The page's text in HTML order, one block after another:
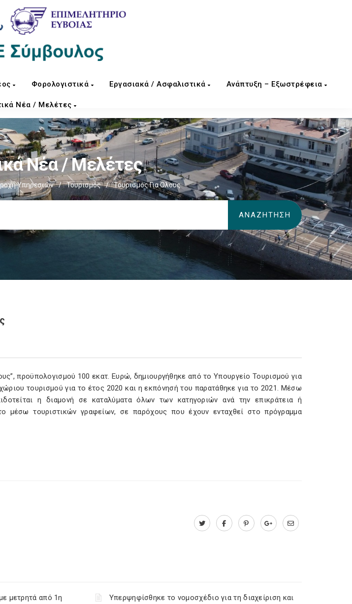
Φορολογιστικά Εργασιακά / Ασφαλιστικά Ανάπτυξη – Εξωστρέφεια
Νέα / Μελέτες
Νέα / Μελέτες
Υπηρεσιών / Τουρισμός / Τουρισμός Για Όλους
προϋπολογισμού 100 εκατ. Ευρώ, δημιουργήθηκε από το Υπουργείο Τουρισμού για
τουρισμού για το έτος 2020 και η εκπόνησή του παρατάθηκε για το 2021. Μέσω
η διαμονή σε καταλύματα όλων των κατηγοριών ανά την επικράτεια ή
μέσω τουριστικών γραφείων, σε παρόχους που έχουν ενταχθεί στο πρόγραμμα
μετρητά από 1η
Υπερψηφίσθηκε το νομοσχέδιο για τη διαχείριση και